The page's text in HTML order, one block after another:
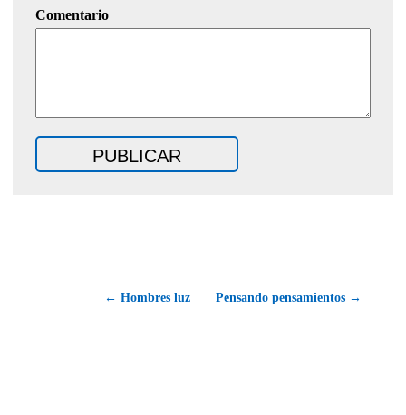
Comentario
← Hombres luz Pensando pensamientos →